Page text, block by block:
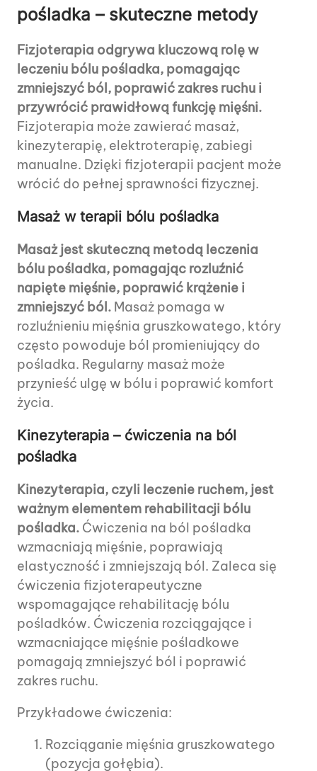
pośladka – skuteczne metody
Fizjoterapia odgrywa kluczową rolę w
leczeniu bólu pośladka, pomagając
zmniejszyć ból, poprawić zakres ruchu i
przywrócić prawidłową funkcję mięśni.
Fizjoterapia może zawierać masaż,
kinezyterapię, elektroterapię, zabiegi
manualne. Dzięki fizjoterapii pacjent może
wrócić do pełnej sprawności fizycznej.
Masaż w terapii bólu pośladka
Masaż jest skuteczną metodą leczenia
bólu pośladka, pomagając rozluźnić
napięte mięśnie, poprawić krążenie i
zmniejszyć ból. Masaż pomaga w
rozluźnieniu mięśnia gruszkowatego, który
często powoduje ból promieniujący do
pośladka. Regularny masaż może
przynieść ulgę w bólu i poprawić komfort
życia.
Kinezyterapia – ćwiczenia na ból
pośladka
Kinezyterapia, czyli leczenie ruchem, jest
ważnym elementem rehabilitacji bólu
pośladka. Ćwiczenia na ból pośladka
wzmacniają mięśnie, poprawiają
elastyczność i zmniejszają ból. Zaleca się
ćwiczenia fizjoterapeutyczne
wspomagające rehabilitację bólu
pośladków. Ćwiczenia rozciągające i
wzmacniające mięśnie pośladkowe
pomagają zmniejszyć ból i poprawić
zakres ruchu.
Przykładowe ćwiczenia:
Rozciąganie mięśnia gruszkowatego
(pozycja gołębia).